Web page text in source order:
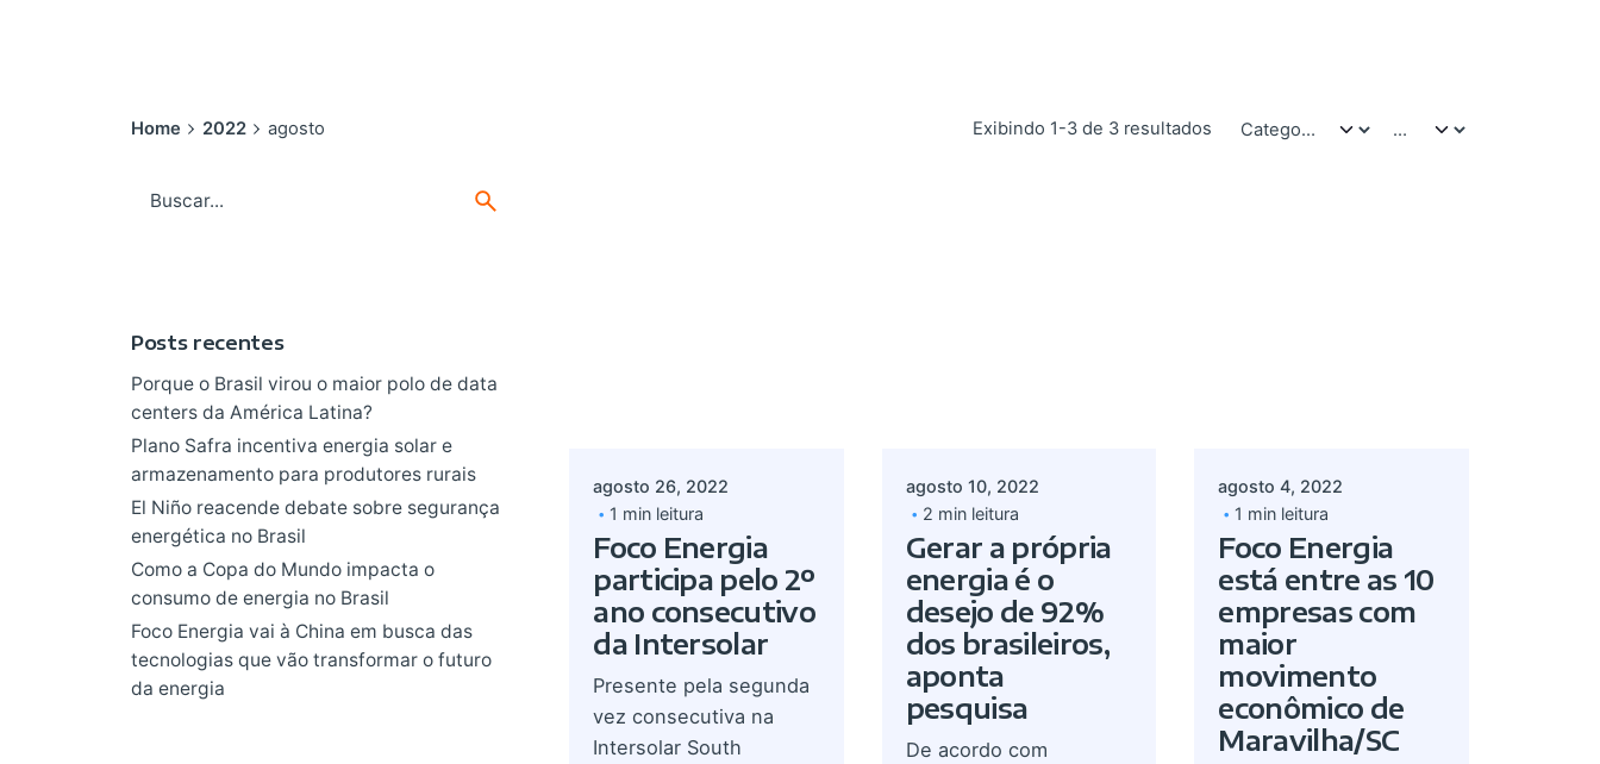
Home 2022 agosto Exibindo 1-3 de 3 resultados
Posts recentes
Porque o Brasil virou o maior polo de data
centers da América Latina?
Plano Safra incentiva energia solar e
armazenamento para produtores rurais
El Niño reacende debate sobre segurança
energética no Brasil
Como a Copa do Mundo impacta o
consumo de energia no Brasil
Foco Energia vai à China em busca das
tecnologias que vão transformar o futuro
da energia
agosto 26, 2022
1 min leitura
Foco Energia
participa pelo 2º
ano consecutivo
da Intersolar
Presente pela segunda
vez consecutiva na
Intersolar South
agosto 10, 2022
2 min leitura
Gerar a própria
energia é o
desejo de 92%
dos brasileiros,
aponta
pesquisa
De acordo com
agosto 4, 2022
1 min leitura
Foco Energia
está entre as 10
empresas com
maior
movimento
econômico de
Maravilha/SC